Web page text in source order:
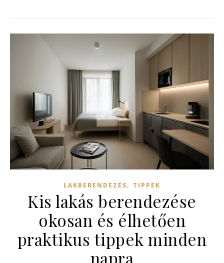
LAKBERENDEZÉS, TIPPEK
Kis lakás berendezése
okosan és élhetően
praktikus tippek minden
napra